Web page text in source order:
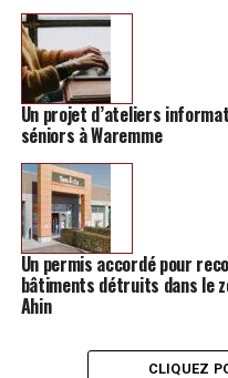
Un projet d’ateliers
séniors à Waremme
Un permis accordé pour
bâtiments détruits dans le
Ahin
CLIQUEZ